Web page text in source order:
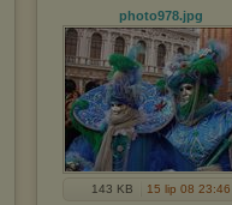
photo978.jpg
143 KB 15 lip 08 23:46